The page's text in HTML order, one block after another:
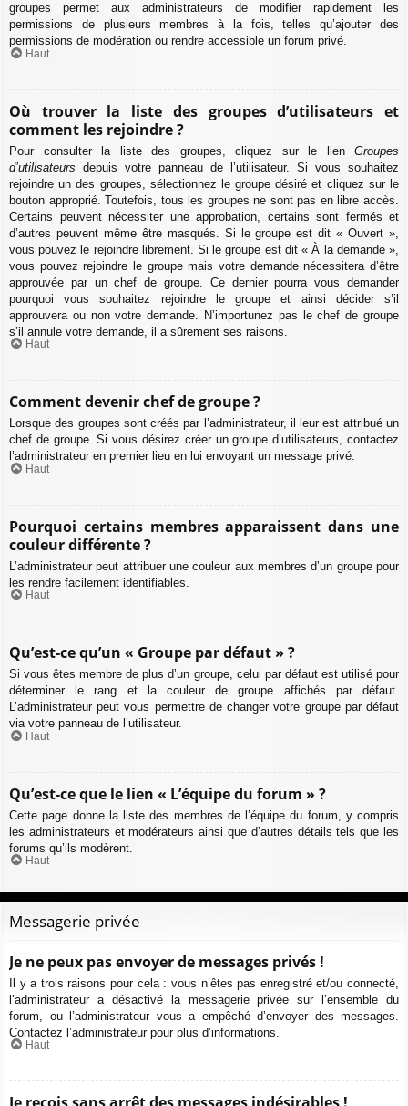
groupes permet aux administrateurs de modifier rapidement les
permissions de plusieurs membres à la fois, telles qu’ajouter des
permissions de modération ou rendre accessible un forum privé.
Haut
Où trouver la liste des groupes d’utilisateurs et
comment les rejoindre ?
Pour consulter la liste des groupes, cliquez sur le lien Groupes
d’utilisateurs depuis votre panneau de l’utilisateur. Si vous souhaitez
rejoindre un des groupes, sélectionnez le groupe désiré et cliquez sur le
bouton approprié. Toutefois, tous les groupes ne sont pas en libre accès.
Certains peuvent nécessiter une approbation, certains sont fermés et
d’autres peuvent même être masqués. Si le groupe est dit « Ouvert »,
vous pouvez le rejoindre librement. Si le groupe est dit « À la demande »,
vous pouvez rejoindre le groupe mais votre demande nécessitera d’être
approuvée par un chef de groupe. Ce dernier pourra vous demander
pourquoi vous souhaitez rejoindre le groupe et ainsi décider s’il
approuvera ou non votre demande. N’importunez pas le chef de groupe
s’il annule votre demande, il a sûrement ses raisons.
Haut
Comment devenir chef de groupe ?
Lorsque des groupes sont créés par l’administrateur, il leur est attribué un
chef de groupe. Si vous désirez créer un groupe d’utilisateurs, contactez
l’administrateur en premier lieu en lui envoyant un message privé.
Haut
Pourquoi certains membres apparaissent dans une
couleur différente ?
L’administrateur peut attribuer une couleur aux membres d’un groupe pour
les rendre facilement identifiables.
Haut
Qu’est-ce qu’un « Groupe par défaut » ?
Si vous êtes membre de plus d’un groupe, celui par défaut est utilisé pour
déterminer le rang et la couleur de groupe affichés par défaut.
L’administrateur peut vous permettre de changer votre groupe par défaut
via votre panneau de l’utilisateur.
Haut
Qu’est-ce que le lien « L’équipe du forum » ?
Cette page donne la liste des membres de l’équipe du forum, y compris
les administrateurs et modérateurs ainsi que d’autres détails tels que les
forums qu’ils modèrent.
Haut
Messagerie privée
Je ne peux pas envoyer de messages privés !
Il y a trois raisons pour cela : vous n’êtes pas enregistré et/ou connecté,
l’administrateur a désactivé la messagerie privée sur l’ensemble du
forum, ou l’administrateur vous a empêché d’envoyer des messages.
Contactez l’administrateur pour plus d’informations.
Haut